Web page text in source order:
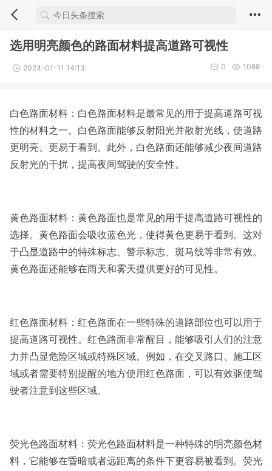
选用明亮颜色的路面材料提高道路可视性
2024-01-11 14:13 1088
0
白色路面材料：白色路面材料是最常见的用于提高道路可视
性的材料之一。白色路面能够反射阳光并散射光线，使道路
更明亮、更易于看到。此外，白色路面还能够减少夜间道路
反射光的干扰，提高夜间驾驶的安全性。
黄色路面材料：黄色路面也是常见的用于提高道路可视性的
选择。黄色路面会吸收蓝色光，使得黄色更易于看到。这对
于凸显道路中的特殊标志、警示标志、斑马线等非常有效。
黄色路面还能够在雨天和雾天提供更好的可见性。
红色路面材料：红色路面在一些特殊的道路部位也可以用于
提高道路可视性。红色路面非常醒目，能够吸引人们的注意
力并凸显危险区域或特殊区域。例如，在交叉路口、施工区
域或者需要特别提醒的地方使用红色路面，可以有效驱使驾
驶者注意到这些区域。
荧光色路面材料：荧光色路面材料是一种特殊的明亮颜色材
料，它能够在昏暗或者远距离的条件下更容易被看到。荧光